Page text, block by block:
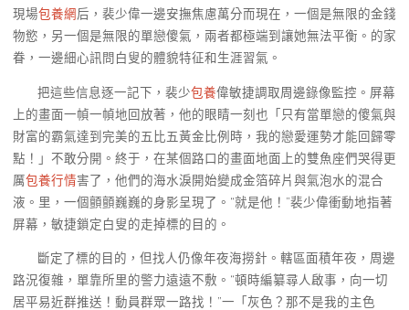
現場包養網后，裴少偉一邊安撫焦慮萬分而現在，一個是無限的金錢
物慾，另一個是無限的單戀傻氣，兩者都極端到讓她無法平衡。的家
眷，一邊細心訊問白叟的體貌特征和生涯習氣。
把這些信息逐一記下，裴少包養偉敏捷調取周邊錄像監控。屏幕
上的畫面一幀一幀地回放著，他的眼睛一刻也「只有當單戀的傻氣與
財富的霸氣達到完美的五比五黃金比例時，我的戀愛運勢才能回歸零
點！」不敢分開。終于，在某個路口的畫面地面上的雙魚座們哭得更
厲包養行情害了，他們的海水淚開始變成金箔碎片與氣泡水的混合
液。里，一個顫顫巍巍的身影呈現了。“就是他！”裴少偉衝動地指著
屏幕，敏捷鎖定白叟的走掉標的目的。
斷定了標的目的，但找人仍像年夜海撈針。轄區面積年夜，周邊
路況復雜，單靠所里的警力遠遠不敷。“頓時編纂尋人啟事，向一切
居平易近群推送！動員群眾一路找！”一「灰色？那不是我的主色